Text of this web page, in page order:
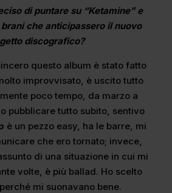
di puntare su “Ketamine” e
brani che anticipassero il nuovo
discografico?
questo album è stato fatto
improvvisato, è uscito tutto
poco tempo, da marzo a
pubblicare tutto subito, sentivo
è un pezzo easy, ha le barre, mi
che ero tornato; invece,
di una situazione in cui mi
volte, è più ballad. Ho scelto
mi suonavano bene.